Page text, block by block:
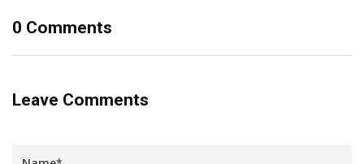
0 Comments
Leave Comments